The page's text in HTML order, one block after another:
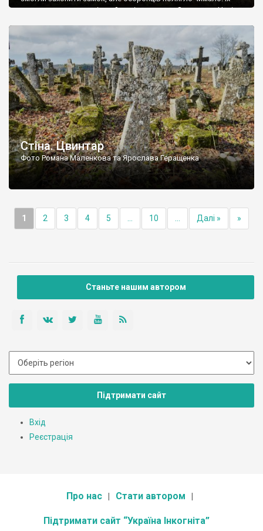
поховали на цвинтарі, який тоді називався Замковим. Нині на
ньому чимало хрестів 19 століття, є такі, де епітафії стер […]
Стіна. Цвинтар
Фото Романа Маленкова та Ярослава Геращенка
1 2 3 4 5 10 Далі » »
Станьте нашим автором
Підтримати сайт
Вхід
Реєстрація
Про нас Стати автором
Підтримати сайт “Україна Інкогніта”